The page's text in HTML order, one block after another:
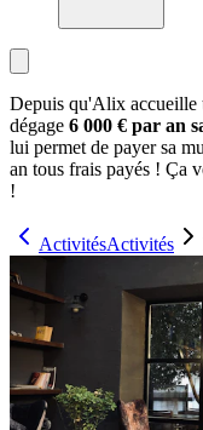
Depuis qu'Alix accueille
dégage 6 000 € par an
lui permet de payer sa
an tous frais payés ! Ça
!
ActivitésActivités